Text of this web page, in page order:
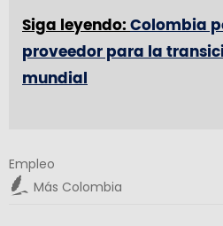
Siga leyendo: Colombia
proveedor para la
mundial
Empleo
Más Colombia